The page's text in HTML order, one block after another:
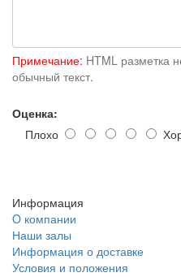
Примечание: HTML разметка
обычный текст.
Оценка:
Плохо
Информация
O компании
Наши залы
Информация о доставке
Условия и положения